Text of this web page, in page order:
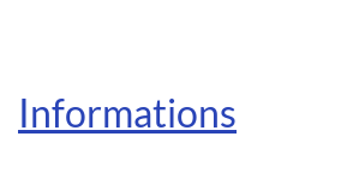
Informations